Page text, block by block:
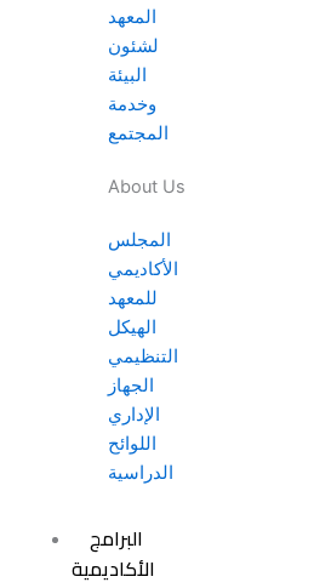
المعهد
لشئون
البيئة
وخدمة
المجتمع
About Us
المجلس
الأكاديمي
للمعهد
الهيكل
التنظيمي
الجهاز
الإداري
اللوائح
الدراسية
البرامج
الأكاديمية